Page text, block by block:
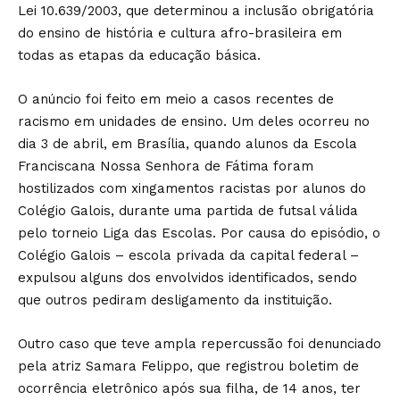
Lei 10.639/2003, que determinou a inclusão obrigatória
do ensino de história e cultura afro-brasileira em
todas as etapas da educação básica.
O anúncio foi feito em meio a casos recentes de
racismo em unidades de ensino. Um deles ocorreu no
dia 3 de abril, em Brasília, quando alunos da Escola
Franciscana Nossa Senhora de Fátima foram
hostilizados com xingamentos racistas por alunos do
Colégio Galois, durante uma partida de futsal válida
pelo torneio Liga das Escolas. Por causa do episódio, o
Colégio Galois – escola privada da capital federal –
expulsou alguns dos envolvidos identificados, sendo
que outros pediram desligamento da instituição.
Outro caso que teve ampla repercussão foi denunciado
pela atriz Samara Felippo, que registrou boletim de
ocorrência eletrônico após sua filha, de 14 anos, ter